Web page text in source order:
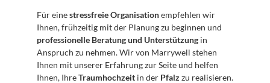
Für eine stressfreie Organisation empfehlen wir
professionelle Beratung und Unterstützung in
Anspruch zu nehmen. Wir von Marrywell stehen
Ihnen mit unserer Erfahrung zur Seite und helfen
Ihnen, Ihre Traumhochzeit in der Pfalz zu realisieren.